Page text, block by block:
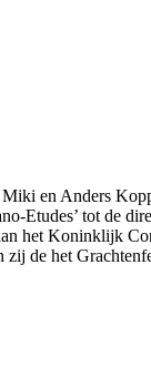
en Anders
Etudes’ tot de
het Koninklijk
de het